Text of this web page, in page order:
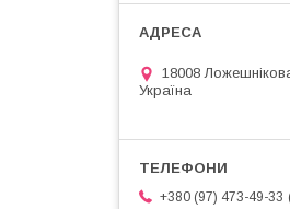
18008
Україна
+380 (97) 473-49-33